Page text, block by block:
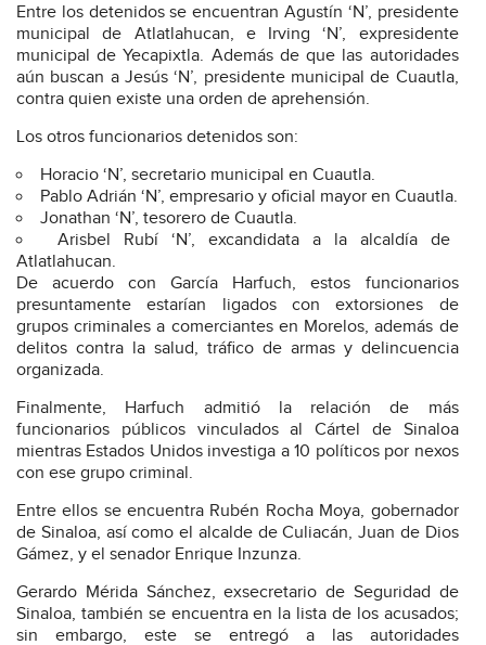
Entre los detenidos se encuentran Agustín ‘N’, presidente
municipal de Atlatlahucan, e Irving ‘N’, expresidente
municipal de Yecapixtla. Además de que las autoridades
aún buscan a Jesús ‘N’, presidente municipal de Cuautla,
contra quien existe una orden de aprehensión.
Los otros funcionarios detenidos son:
Horacio ‘N’, secretario municipal en Cuautla.
Pablo Adrián ‘N’, empresario y oficial mayor en Cuautla.
Jonathan ‘N’, tesorero de Cuautla.
Arisbel Rubí ‘N’, excandidata a la alcaldía de
Atlatlahucan.
De acuerdo con García Harfuch, estos funcionarios
presuntamente estarían ligados con extorsiones de
grupos criminales a comerciantes en Morelos, además de
delitos contra la salud, tráfico de armas y delincuencia
organizada.
Finalmente, Harfuch admitió la relación de más
funcionarios públicos vinculados al Cártel de Sinaloa
mientras Estados Unidos investiga a 10 políticos por nexos
con ese grupo criminal.
Entre ellos se encuentra Rubén Rocha Moya, gobernador
de Sinaloa, así como el alcalde de Culiacán, Juan de Dios
Gámez, y el senador Enrique Inzunza.
Gerardo Mérida Sánchez, exsecretario de Seguridad de
Sinaloa, también se encuentra en la lista de los acusados;
sin embargo, este se entregó a las autoridades